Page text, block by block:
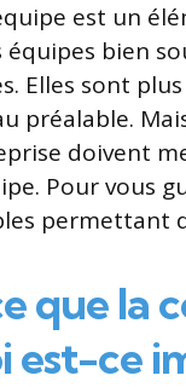
est un
équipes bien
Elles sont
préalable.
doivent
Pour vous
permettant
que la
est-ce